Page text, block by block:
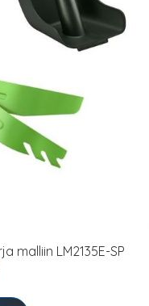
malliin LM2135E-SP